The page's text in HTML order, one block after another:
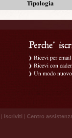
Tipologia
Ricevi per
Ricevi con
Un modo
| Iscriviti | Centro